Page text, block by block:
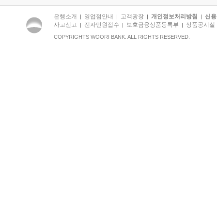
은행소개 | 영업점안내 | 고객광장 | 개인정보처리방침 | 신
사고신고 | 전자민원접수 | 보호금융상품등록부 | 상품공시실
COPYRIGHTS WOORI BANK. ALL RIGHTS RESERVED.